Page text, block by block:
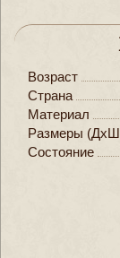
Возраст
Страна
Материал
Размеры
Состояние